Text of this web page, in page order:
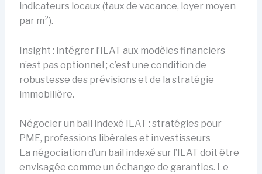
indicateurs locaux (taux de vacance, loyer moyen
par m²).
Insight : intégrer l’ILAT aux modèles financiers
n’est pas optionnel ; c’est une condition de
robustesse des prévisions et de la stratégie
immobilière.
Négocier un bail indexé ILAT : stratégies pour
PME, professions libérales et investisseurs
La négociation d’un bail indexé sur l’ILAT doit être
envisagée comme un échange de garanties. Le